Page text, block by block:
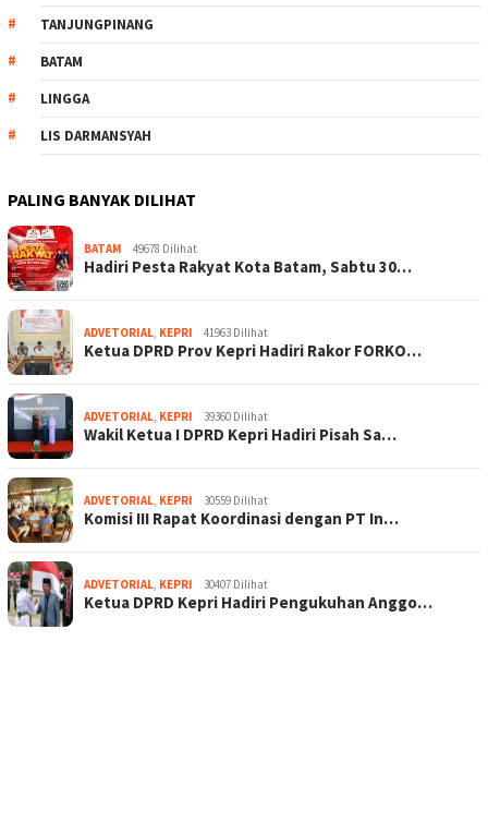
TANJUNGPINANG
BATAM
LINGGA
LIS DARMANSYAH
PALING BANYAK DILIHAT
BATAM 49678 Dilihat
Hadiri Pesta Rakyat Kota Batam, Sabtu 30…
ADVETORIAL KEPRI 41963 Dilihat
Ketua DPRD Prov Kepri Hadiri Rakor FORKO…
ADVETORIAL KEPRI 39360 Dilihat
Wakil Ketua I DPRD Kepri Hadiri Pisah Sa…
ADVETORIAL KEPRI 30559 Dilihat
Komisi III Rapat Koordinasi dengan PT In…
ADVETORIAL KEPRI 30407 Dilihat
Ketua DPRD Kepri Hadiri Pengukuhan Anggo…